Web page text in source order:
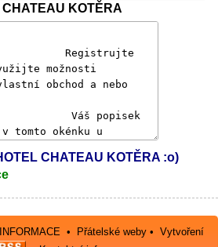
KOTĚRA
CHATEAU KOTĚRA :o)
• Přátelské weby •Vytvoření